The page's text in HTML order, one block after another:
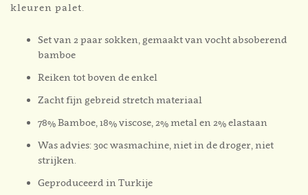
kleuren palet.
Set van 2 paar sokken, gemaakt van vocht absoberend
bamboe
Reiken tot boven de enkel
Zacht fijn gebreid stretch materiaal
78% Bamboe, 18% viscose, 2% metal en 2% elastaan
Was advies: 30c wasmachine, niet in de droger, niet
strijken.
Geproduceerd in Turkije